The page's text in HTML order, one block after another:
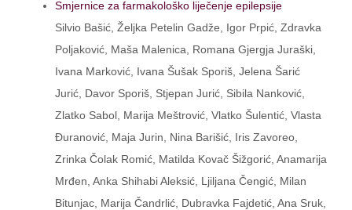
Smjernice za farmakološko liječenje epilepsije
Silvio Bašić, Željka Petelin Gadže, Igor Prpić, Zdravka
Poljaković, Maša Malenica, Romana Gjergja Juraški,
Ivana Marković, Ivana Šušak Sporiš, Jelena Šarić
Jurić, Davor Sporiš, Stjepan Jurić, Sibila Nanković,
Zlatko Sabol, Marija Meštrović, Vlatko Šulentić, Vlasta
Đuranović, Maja Jurin, Nina Barišić, Iris Zavoreo,
Zrinka Čolak Romić, Matilda Kovač Šižgorić, Anamarija
Mrđen, Anka Shihabi Aleksić, Ljiljana Čengić, Milan
Bitunjac, Marija Čandrlić, Dubravka Fajdetić, Ana Sruk,